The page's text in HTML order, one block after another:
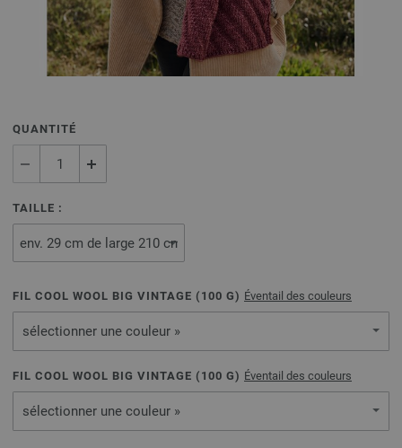
QUANTITÉ
TAILLE :
FIL COOL WOOL BIG VINTAGE ( 100 G) Éventail des couleurs
sélectionner une couleur »
FIL COOL WOOL BIG VINTAGE ( 100 G) Éventail des couleurs
sélectionner une couleur »